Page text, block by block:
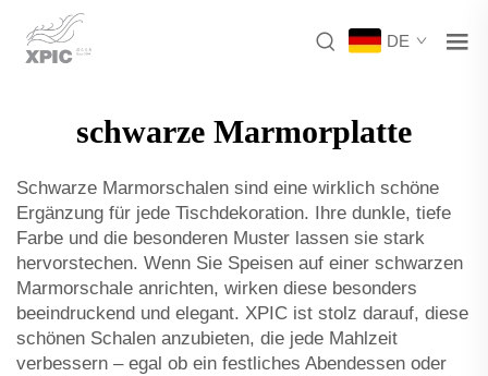
DE
schwarze Marmorplatte
Schwarze Marmorschalen sind eine wirklich schöne
Ergänzung für jede Tischdekoration. Ihre dunkle, tiefe
Farbe und die besonderen Muster lassen sie stark
hervorstechen. Wenn Sie Speisen auf einer schwarzen
Marmorschale anrichten, wirken diese besonders
beeindruckend und elegant. XPIC ist stolz darauf, diese
schönen Schalen anzubieten, die jede Mahlzeit
verbessern – egal ob ein festliches Abendessen oder